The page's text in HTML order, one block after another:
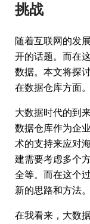
挑战
随着互联网的发
开的话题。而在
数据。本文将探
在数据仓库方面。
大数据时代的到
数据仓库作为企
术的支持来应对
建需要考虑多个
全等。而在这个
新的思路和方法。
在我看来，大数